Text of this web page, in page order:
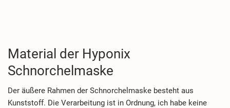
Material der Hyponix
Schnorchelmaske
Der äußere Rahmen der Schnorchelmaske besteht aus
Kunststoff. Die Verarbeitung ist in Ordnung, ich habe keine